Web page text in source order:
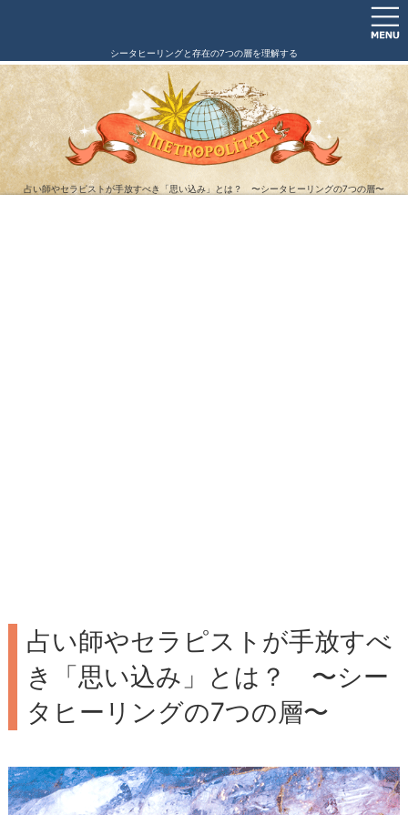
シータヒーリングと存在の7つの層を理解する
占い師やセラピストが手放すべき「思い込み」とは？ 〜シータヒーリングの7つの層〜
占い師やセラピストが手放すべ
き「思い込み」とは？ 〜シー
タヒーリングの7つの層〜